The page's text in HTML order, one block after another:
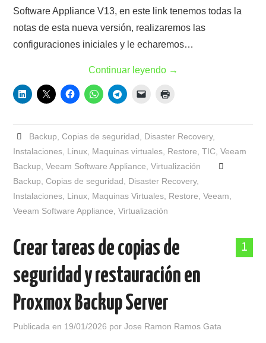
Software Appliance V13, en este link tenemos todas la
notas de esta nueva versión, realizaremos las
configuraciones iniciales y le echaremos…
Continuar leyendo →
Backup Copias de seguridad Disaster Recovery,
Instalaciones Linux Maquinas virtuales Restore ,TIC ,Veeam
Backup ,Veeam Software Appliance ,Virtualización
Backup ,Copias de seguridad Disaster Recovery,
Instalaciones Linux Maquinas Virtuales Restore ,Veeam
Veeam Software Appliance ,Virtualización
1
Crear tareas de copias de
seguridad y restauración en
Proxmox Backup Server
Publicada en 19/01/2026 porJose Ramon Ramos Gata